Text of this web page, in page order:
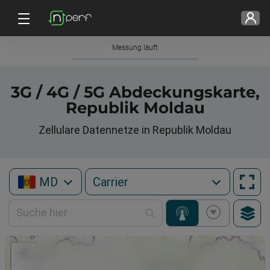
Messung läuft
3G / 4G / 5G Abdeckungskarte,
Republik Moldau
Zellulare Datennetze in Republik Moldau
MD